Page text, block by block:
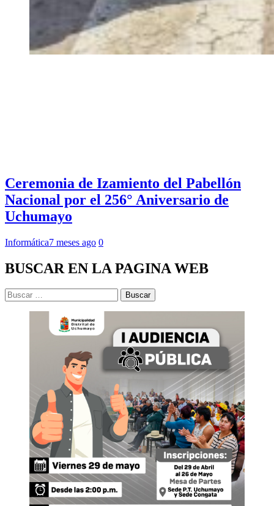
Ceremonia de Izamiento del Pabellón
Nacional por el 256° Aniversario de
Uchumayo
Informática7 meses ago 0
BUSCAR EN LA PAGINA WEB
Buscar: